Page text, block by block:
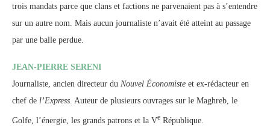
trois mandats parce que clans et factions ne parvenaient pas à s’entendre
sur un autre nom. Mais aucun journaliste n’avait été atteint au passage
par une balle perdue.
JEAN-PIERRE SERENI
Journaliste, ancien directeur du Nouvel Économiste et ex-rédacteur en
chef de l’Express. Auteur de plusieurs ouvrages sur le Maghreb, le
Golfe, l’énergie, les grands patrons et la Ve République.